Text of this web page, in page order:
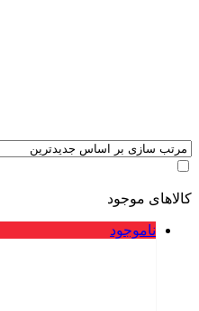
کالاهای موجود
ناموجود